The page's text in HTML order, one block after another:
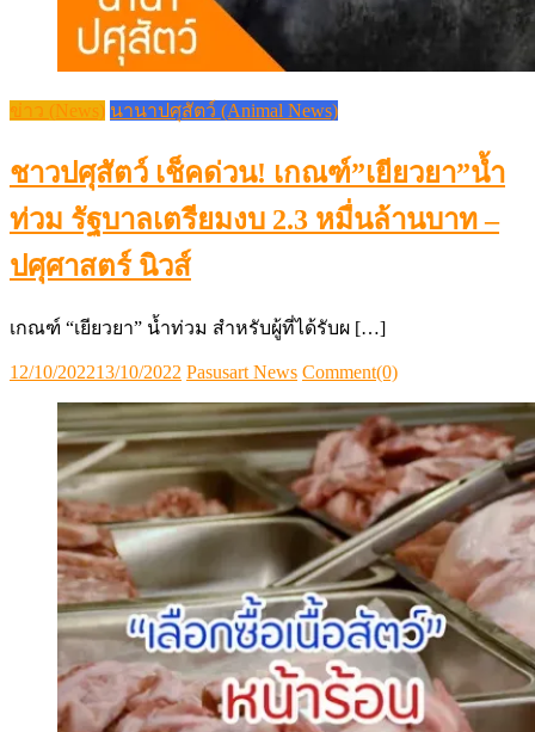
ข่าว (News) นานาปศุสัตว์ (Animal News)
ชาวปศุสัตว์ เช็คด่วน! เกณฑ์”เยียวยา”น้ำ
ท่วม รัฐบาลเตรียมงบ 2.3 หมื่นล้านบาท –
ปศุศาสตร์ นิวส์
เกณฑ์ “เยียวยา” น้ำท่วม สำหรับผู้ที่ได้รับผ […]
Posted
12/10/202213/10/2022 Author
Pasusart News Comment(0)